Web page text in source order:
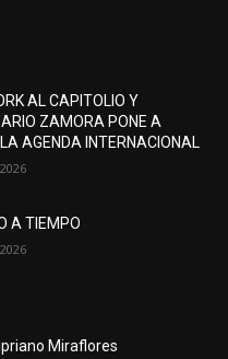
AL CAPITOLIO Y
ZAMORA PONE A
AGENDA INTERNACIONAL
A TIEMPO
Miraflores